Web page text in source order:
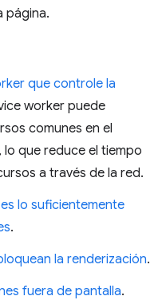
página.
que controle la
worker puede
comunes en el
que reduce el tiempo
a través de la red.
lo suficientemente
.
la renderización.
fuera de pantalla.